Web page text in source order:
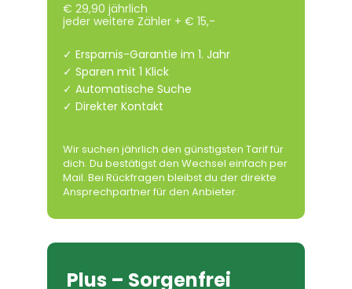
€ 29,90 jährlich
jeder weitere Zähler + € 15,-
✓ Ersparnis-Garantie im 1. Jahr
✓ Sparen mit 1 Klick
✓ Automatische Suche
✓ Direkter Kontakt
Wir suchen jährlich den günstigsten Tarif für
dich. Du bestätigst den Wechsel einfach per
Mail. Bei Rückfragen bleibst du der direkte
Ansprechpartner für den Anbieter.
Plus – Sorgenfrei